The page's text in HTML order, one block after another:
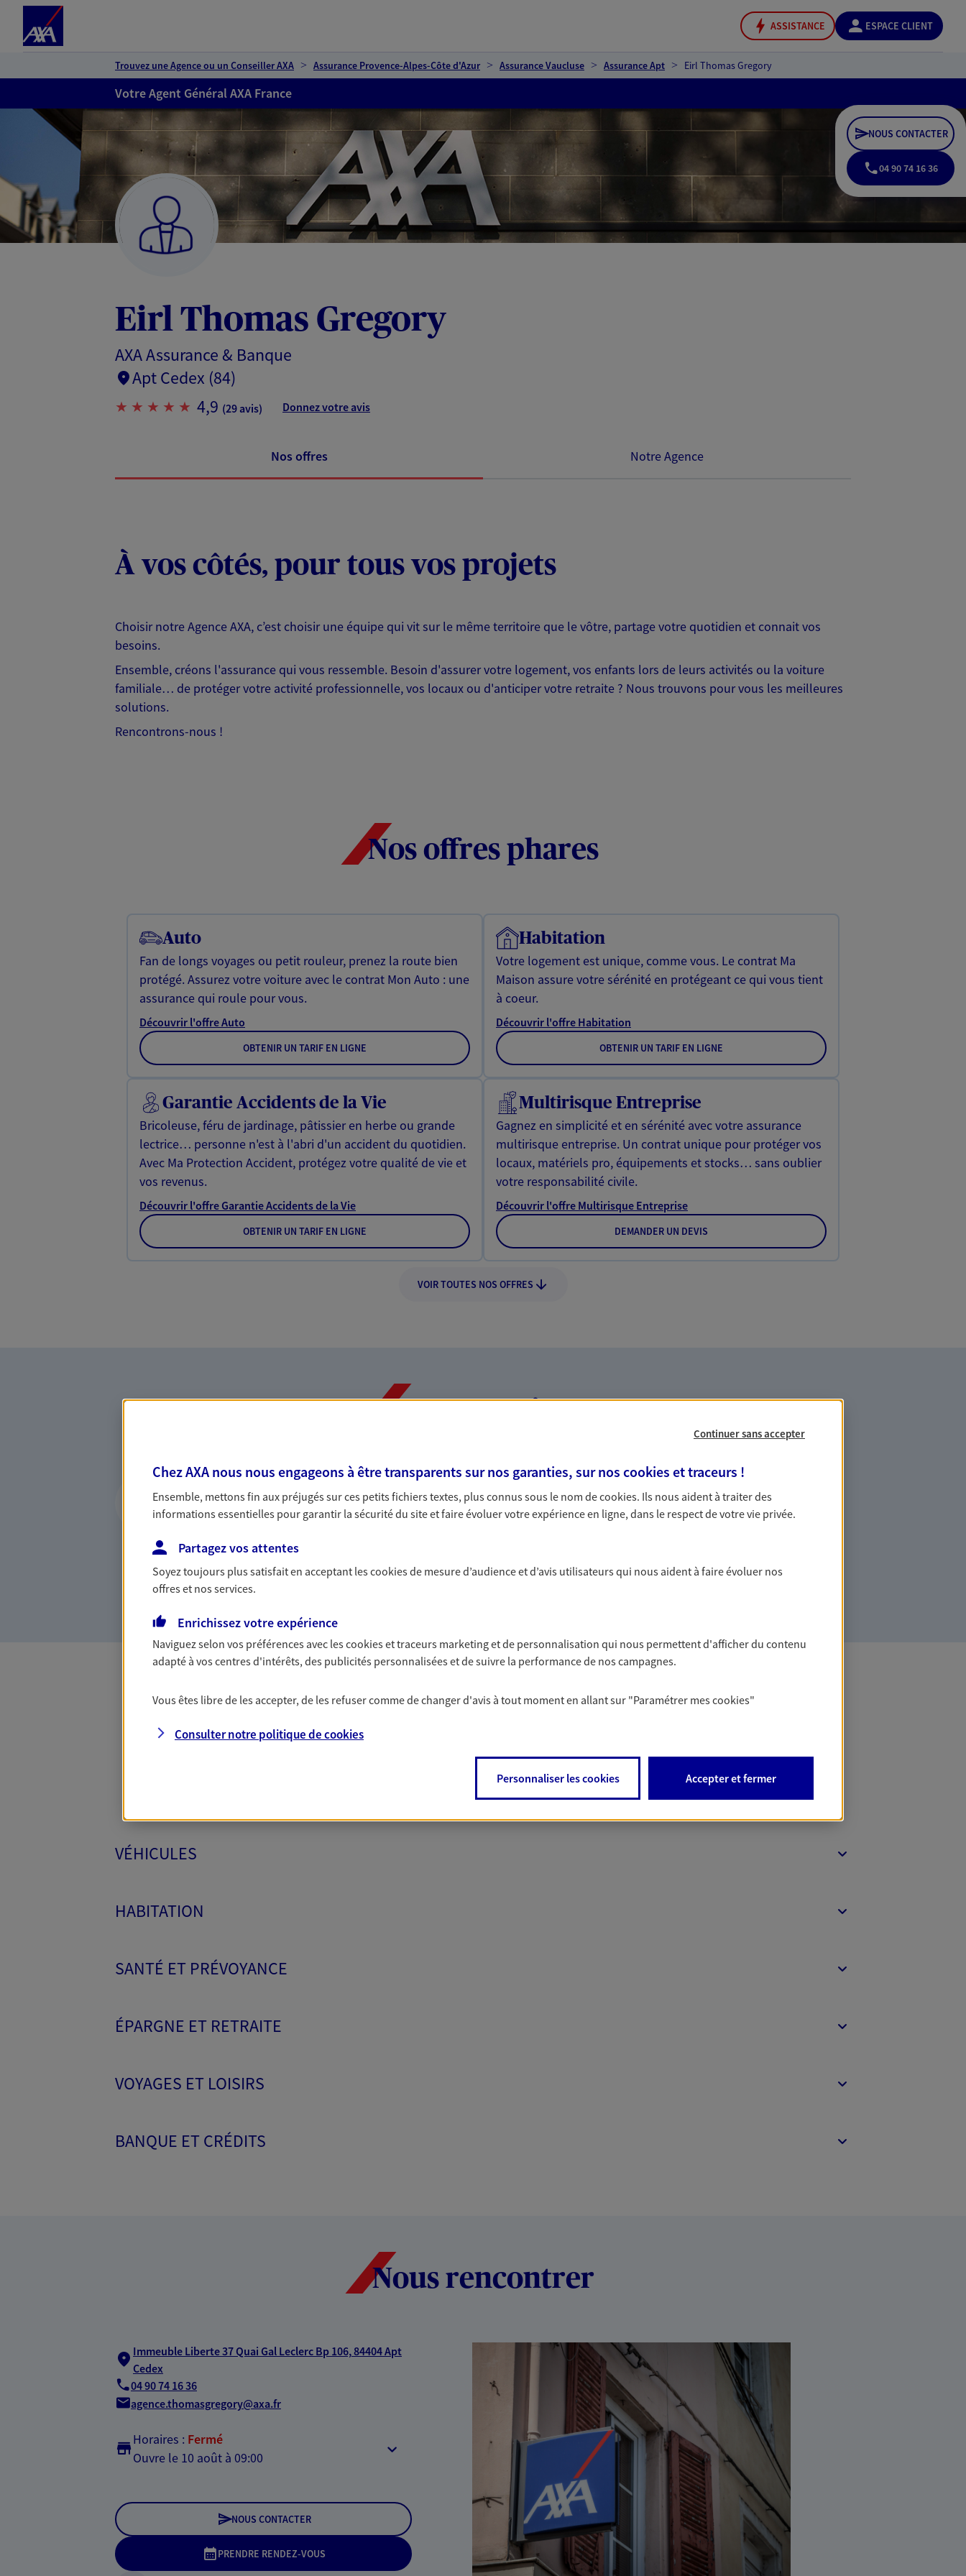
ASSISTANCE ESPACE CLIENT
Trouvez une Agence ou un Conseiller AXA Assurance Provence-Alpes-Côte d'Azur Assurance Vaucluse Assurance Apt Eirl Thomas Gregory
Votre Agent Général AXA France
Eirl Thomas Gregory
AXA Assurance & Banque
Apt Cedex (84)
4,9 (29 avis) Donnez votre avis
NOUS CONTACTER
04 90 74 16 36
Nos offres Notre Agence
À vos côtés, pour tous vos projets
Choisir notre Agence AXA, c’est choisir une équipe qui vit sur le même territoire que le vôtre, partage votre quotidien et connait vos
besoins.
Ensemble, créons l'assurance qui vous ressemble. Besoin d'assurer votre logement, vos enfants lors de leurs activités ou la voiture
familiale… de protéger votre activité professionnelle, vos locaux ou d'anticiper votre retraite ? Nous trouvons pour vous les meilleures
solutions.
Rencontrons-nous !
Nos offres phares
Auto
Fan de longs voyages ou petit rouleur, prenez la route bien
protégé. Assurez votre voiture avec le contrat Mon Auto : une
assurance qui roule pour vous.
Découvrir l'offre Auto
OBTENIR UN TARIF EN LIGNE
Habitation
Votre logement est unique, comme vous. Le contrat Ma
Maison assure votre sérénité en protégeant ce qui vous tient
à coeur.
Découvrir l'offre Habitation
OBTENIR UN TARIF EN LIGNE
Garantie Accidents de la Vie
Bricoleuse, féru de jardinage, pâtissier en herbe ou grande
lectrice… personne n'est à l'abri d'un accident du quotidien.
Avec Ma Protection Accident, protégez votre qualité de vie et
vos revenus.
Découvrir l'offre Garantie Accidents de la Vie
OBTENIR UN TARIF EN LIGNE
Multirisque Entreprise
Gagnez en simplicité et en sérénité avec votre assurance
multirisque entreprise. Un contrat unique pour protéger vos
locaux, matériels pro, équipements et stocks… sans oublier
votre responsabilité civile.
Découvrir l'offre Multirisque Entreprise
DEMANDER UN DEVIS
VOIR TOUTES NOS OFFRES
Nos expertises
Vous accompagner dans la durée et la
confiance
votre vie, c'est ainsi que nous concevons notre métier : dans
la confiance et la proximité. C'est en apprenant à vous
connaître que nous proposons de meilleures solutions.
Accompagner les professionnels et les
entreprises
votre activité, vos collaborateurs... mais aussi vous-même et
Toutes nos offres Assurance & Banque
PRO & ENTREPRISES
VÉHICULES
HABITATION
SANTÉ ET PRÉVOYANCE
ÉPARGNE ET RETRAITE
VOYAGES ET LOISIRS
BANQUE ET CRÉDITS
Nous rencontrer
Immeuble Liberte 37 Quai Gal Leclerc Bp 106,84404 Apt
Cedex
04 90 74 16 36
agence.thomasgregory@axa.fr
Horaires : Fermé
Ouvre le 10 août à 09:00
NOUS CONTACTER
PRENDRE RENDEZ-VOUS
Continuer sans accepter
Chez AXA nous nous engageons à être transparents sur nos garanties, sur nos cookies et traceurs !
Ensemble, mettons fin aux préjugés sur ces petits fichiers textes, plus connus sous le nom decookies. Ils nous aident à traiter des
informations essentielles pour garantir la sécurité du site et faire évoluer votre expérience en ligne, dans le respect de votre vie privée.
Partagez vos attentes
Soyez toujours plus satisfait en acceptant lescookiesde mesure d’audience et d’avis utilisateurs qui nous aident à faire évoluer nos
offres et nos services.
Enrichissez votre expérience
Naviguez selon vos préférences avec lescookies et traceurs marketing et de personnalisation qui nous permettent d'afficher du contenu
adapté à vos centres d'intérêts, des publicités personnalisées et de suivre la performance de nos campagnes.
Vous êtes libre de les accepter, de les refuser comme de changer d'avis à tout moment en allant sur "Paramétrer mescookies"
Consulter notre politique decookies
Personnaliser les cookies Accepter et fermer